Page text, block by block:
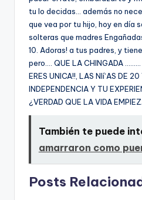
tu lo decidas… además no
que vea por tu hijo, hoy en dí­a
solteras que madres
10. Adoras! a tus padres, y
pero…. QUE LA CHINGADA ………
ERES UNICA!!, LAS NIí‘AS DE
INDEPENDENCIA Y TU
¿VERDAD QUE LA VIDA
También te puede
amarraron como
Posts